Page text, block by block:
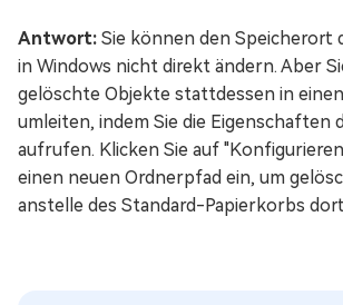
Antwort: Sie können den Speicherort
in Windows nicht direkt ändern. Aber
gelöschte Objekte stattdessen in
umleiten, indem Sie die Eigenschaften
aufrufen. Klicken Sie auf
einen neuen Ordnerpfad ein, um
anstelle des Standard-Papierkorbs